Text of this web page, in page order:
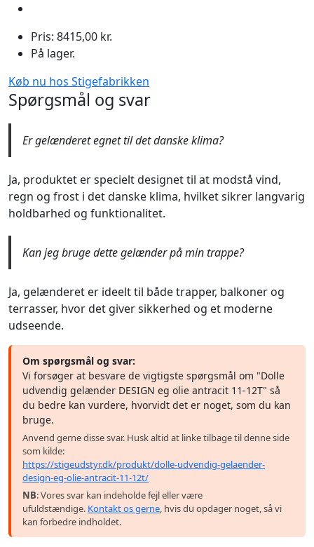
Pris: 8415,00 kr.
På lager.
Køb nu hos Stigefabrikken
Spørgsmål og svar
Er gelænderet egnet til det danske klima?
Ja, produktet er specielt designet til at modstå vind,
regn og frost i det danske klima, hvilket sikrer langvarig
holdbarhed og funktionalitet.
Kan jeg bruge dette gelænder på min trappe?
Ja, gelænderet er ideelt til både trapper, balkoner og
terrasser, hvor det giver sikkerhed og et moderne
udseende.
Om spørgsmål og svar:
Vi forsøger at besvare de vigtigste spørgsmål om "Dolle
udvendig gelænder DESIGN eg olie antracit 11-12T" så
du bedre kan vurdere, hvorvidt det er noget, som du kan
bruge.
Anvend gerne disse svar. Husk altid at linke tilbage til denne side
som kilde:
https://stigeudstyr.dk/produkt/dolle-udvendig-gelaender-
design-eg-olie-antracit-11-12t/
NB: Vores svar kan indeholde fejl eller være
ufuldstændige. Kontakt os gerne, hvis du opdager noget, så vi
kan forbedre indholdet.